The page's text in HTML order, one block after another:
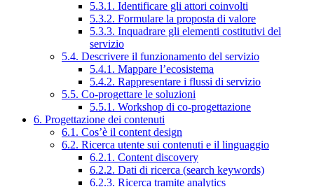
5.3.1. Identificare gli attori coinvolti
5.3.2. Formulare la proposta di valore
5.3.3. Inquadrare gli elementi costitutivi del
servizio
5.4. Descrivere il funzionamento del servizio
5.4.1. Mappare l’ecosistema
5.4.2. Rappresentare i flussi di servizio
5.5. Co-progettare le soluzioni
5.5.1. Workshop di co-progettazione
6. Progettazione dei contenuti
6.1. Cos’è il content design
6.2. Ricerca utente sui contenuti e il linguaggio
6.2.1. Content discovery
6.2.2. Dati di ricerca (search keywords)
6.2.3. Ricerca tramite analytics